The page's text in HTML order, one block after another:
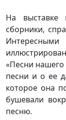
На выставке
сборники,
«Песни нашего
песни и о ее
которое она
бушевали
песню.